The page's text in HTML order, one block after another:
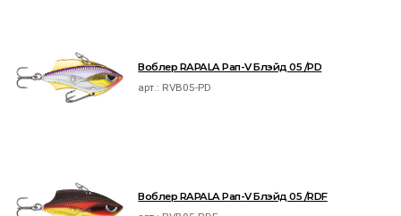
Воблер RAPALA Рап-V Блэйд 05 /PD
арт.: RVB05-PD
Воблер RAPALA Рап-V Блэйд 05 /RDF